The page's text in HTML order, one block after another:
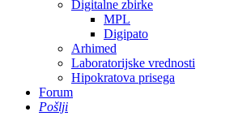
Digitalne zbirke
MPL
Digipato
Arhimed
Laboratorijske vrednosti
Hipokratova prisega
Forum
Pošlji